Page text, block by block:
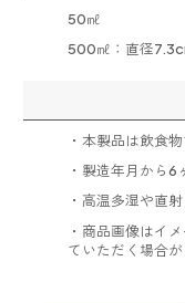
50㎖
500㎖：直径
・本製品は飲食
・製造年月から6
・高温多湿や直
・商品画像はイ
ていただく場合が